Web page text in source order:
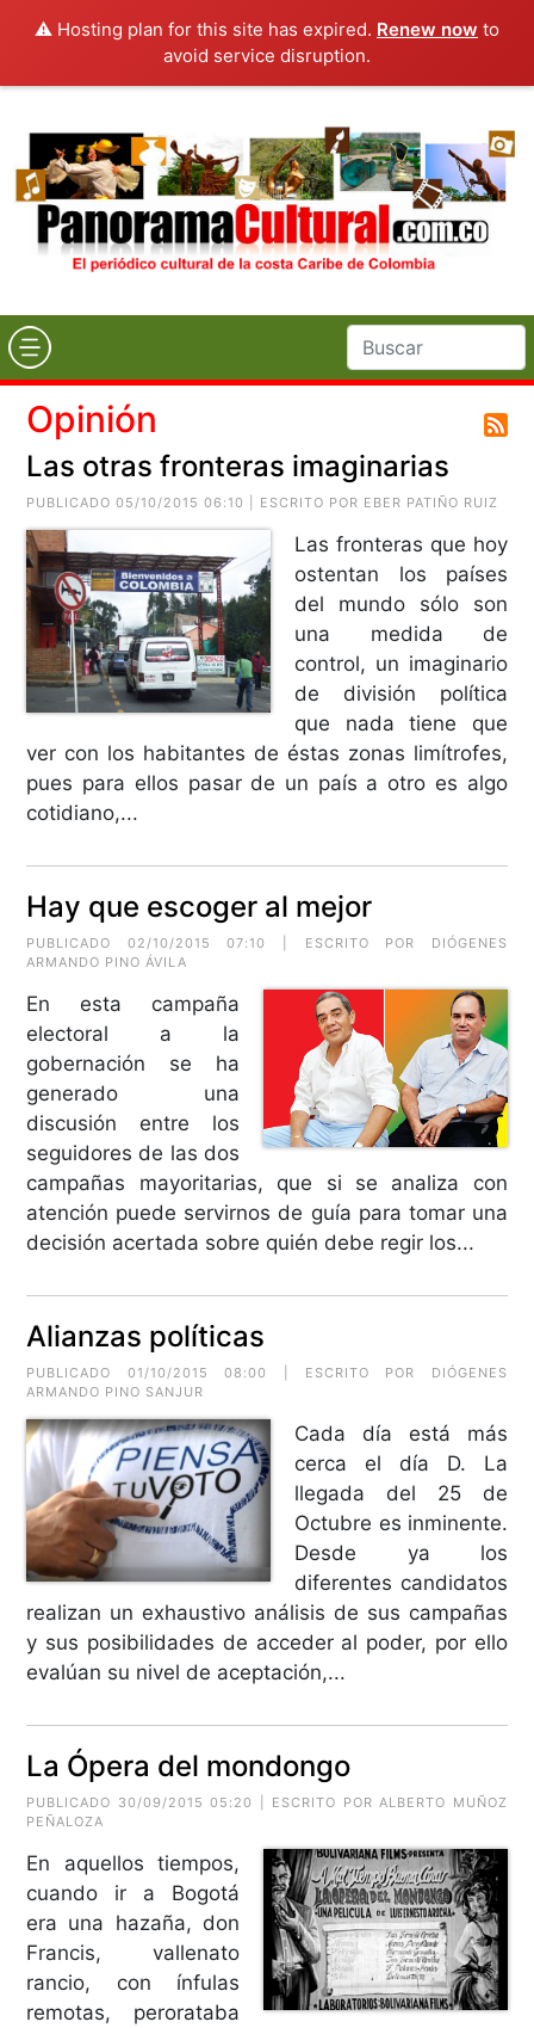
⚠️ Hosting plan for this site has expired. Renew now to
avoid service disruption.
Opinión
Las otras fronteras imaginarias
PUBLICADO 05/10/2015 06:10 | ESCRITO POR EBER PATIÑO RUIZ
Las fronteras que hoy
ostentan los países
del mundo sólo son
una medida de
control, un imaginario
de división política
que nada tiene que
ver con los habitantes de éstas zonas limítrofes,
pues para ellos pasar de un país a otro es algo
cotidiano,...
Hay que escoger al mejor
PUBLICADO 02/10/2015 07:10 | ESCRITO POR
DIÓGENES
ARMANDO PINO ÁVILA
En esta campaña
electoral a la
gobernación se ha
generado una
discusión entre los
seguidores de las dos
campañas mayoritarias, que si se analiza con
atención puede servirnos de guía para tomar una
decisión acertada sobre quién debe regir los...
Alianzas políticas
PUBLICADO 01/10/2015 08:00 | ESCRITO POR
DIÓGENES
ARMANDO PINO SANJUR
Cada día está más
cerca el día D. La
llegada del 25 de
Octubre es inminente.
Desde ya los
diferentes candidatos
realizan un exhaustivo análisis de sus campañas
y sus posibilidades de acceder al poder, por ello
evalúan su nivel de aceptación,...
La Ópera del mondongo
PUBLICADO 30/09/2015 05:20 | ESCRITO POR ALBERTO MUÑOZ
PEÑALOZA
En aquellos tiempos,
cuando ir a Bogotá
era una hazaña, don
Francis, vallenato
rancio, con ínfulas
remotas, perorataba